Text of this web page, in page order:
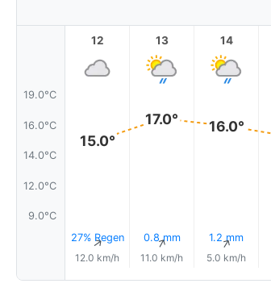
19.0°C
16.0°C
14.0°C
12.0°C
9.0°C
12
15.0°
27% Regen
↑
12.0 km/h
13
17.0°
0.8 mm
↑
11.0 km/h
14
16.0°
1.2 mm
↑
5.0 km/h